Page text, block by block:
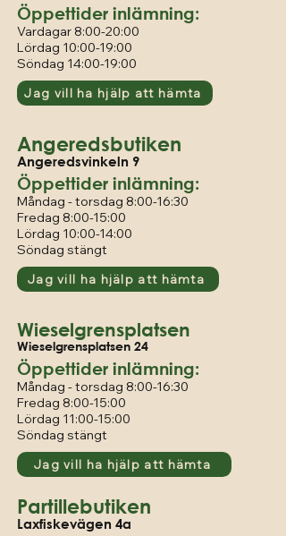
Öppettider inlämning:
Vardagar 8:00-20:00
Lördag 10:00-19:00
Söndag 14:00-19:00
Jag vill ha hjälp att hämta
Angeredsbutiken
Angeredsvinkeln 9
Öppettider inlämning:
Måndag - torsdag 8:00-16:30
Fredag 8:00-15:00
Lördag 10:00-14:00
Söndag stängt
Jag vill ha hjälp att hämta
Wieselgrensplatsen
Wieselgrensplatsen 24
Öppettider inlämning:
Måndag -torsdag 8:00-16:30
Fredag 8:00-15:00
Lördag 11:00-15:00
Söndag stängt
Jag vill ha hjälp att hämta
Partillebutiken
Laxfiskevägen 4a